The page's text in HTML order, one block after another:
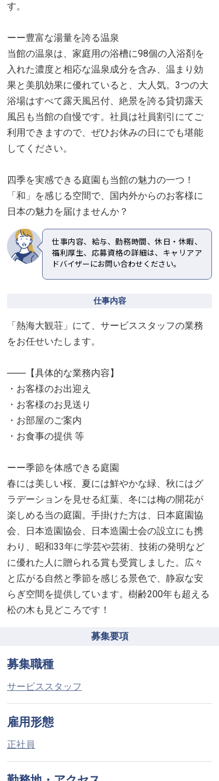
す。
ーー豊富な湯量を誇る温泉
当館の温泉は、家庭用の浴槽に98個の入浴剤を
入れた濃度と相応な温泉成分を含み、温まり効
果と美肌効果に優れていると、大人気。3つの大
浴場はすべて露天風呂付、絶景を誇る貸切露天
風呂も当館の自慢です。社員は社員割引にてご
利用できますので、ぜひお休みの日にでも堪能
してください。
四季を実感できる庭園も当館の魅力の一つ！
「和」を感じる空間で、国内外からのお客様に
日本の魅力を届けませんか？
仕事内容、給与、勤務時間、休日・休暇、
福利厚生、応募資格の詳細は、キャリアア
ドバイザーにお問い合わせください。
仕事内容
「熱海大観荘」にて、サービススタッフの業務
をお任せいたします。
――【具体的な業務内容】
・お客様のお出迎え
・お客様のお見送り
・お部屋のご案内
・お食事の提供 等
ーー季節を体感できる庭園
春には美しい桜、夏には鮮やかな緑、秋にはグ
ラデーションを見せる紅葉、冬には梅の開花が
楽しめる当の庭園。手掛けた方は、日本庭園協
会、日本造園協会、日本造園士会の設立にも携
わり、昭和33年に学芸や芸術、技術の発明など
に優れた人に贈られる賞も受賞しました。広々
と広がる自然と季節を感じる景色で、静寂な安
らぎ空間を提供しています。樹齢200年も超える
松の木も見どころです！
募集要項
募集職種
サービススタッフ
雇用形態
正社員